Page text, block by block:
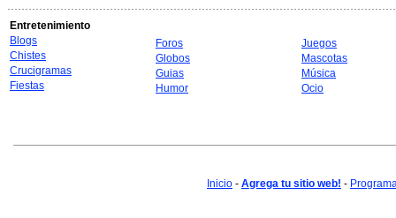
Entretenimiento
Blogs
Chistes
Crucigramas
Fiestas
Foros
Globos
Guias
Humor
Juegos
Mascotas
Música
Ocio
Inicio - Agrega tu sitio web! -